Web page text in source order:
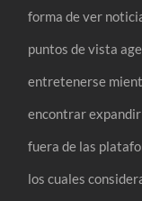
forma de ver
puntos de vista
entretenerse
encontrar
fuera de las
los cuales